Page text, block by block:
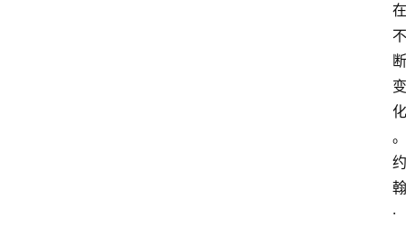
在
不
断
变
化
。
约
翰
·